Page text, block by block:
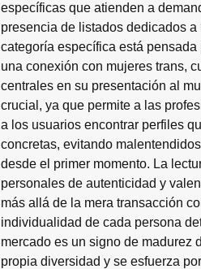
específicas que atienden a
presencia de listados dedicados
categoría específica está
una conexión con mujeres trans,
centrales en su presentación al
crucial, ya que permite a las
a los usuarios encontrar perfiles
concretas, evitando
desde el primer momento. La
personales de autenticidad y
más allá de la mera transacción
individualidad de cada persona
mercado es un signo de madurez
propia diversidad y se esfuerza